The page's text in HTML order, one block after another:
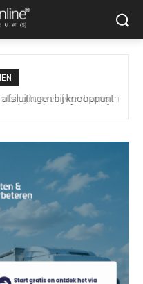
tussen twee trams in